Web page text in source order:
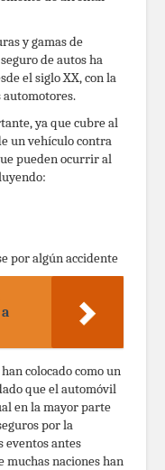
y gamas de
de autos ha
el siglo XX, con la
automotores.
ya que cubre al
un vehículo contra
pueden ocurrir al
por algún accidente
colocado como un
que el automóvil
en la mayor parte
por la
eventos antes
muchas naciones han